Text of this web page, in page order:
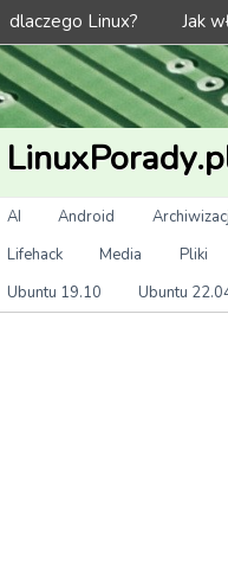
Menu
dlaczego Linux? Jak
Kategorie
AI Android
Lifehack
Media Pliki
Ubuntu 19.10
Ubuntu